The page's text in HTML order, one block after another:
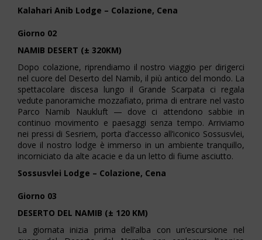
Kalahari Anib Lodge – Colazione, Cena
Giorno 02
NAMIB DESERT (± 320KM)
Dopo colazione, riprendiamo il nostro viaggio per dirigerci
nel cuore del Deserto del Namib, il più antico del mondo. La
spettacolare discesa lungo il Grande Scarpata ci regala
vedute panoramiche mozzafiato, prima di entrare nel vasto
Parco Namib Naukluft — dove ci attendono sabbie in
continuo movimento e paesaggi senza tempo. Arriviamo
nei pressi di Sesriem, porta d’accesso all’iconico Sossusvlei,
dove il nostro lodge è immerso in un ambiente tranquillo,
incorniciato da alte acacie e da un letto di fiume asciutto.
Sossusvlei Lodge – Colazione, Cena
Giorno 03
DESERTO DEL NAMIB (± 120 KM)
La giornata inizia prima dell’alba con un’escursione nel